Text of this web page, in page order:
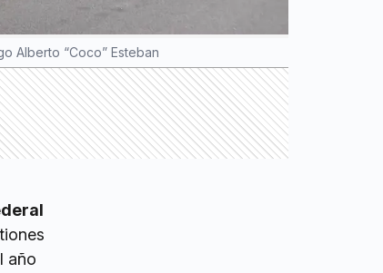
Alberto “Coco” Esteban
año